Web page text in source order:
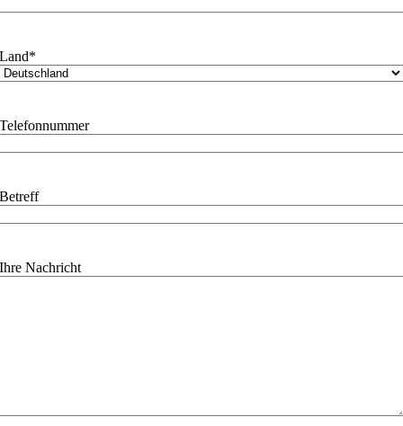
Land*
Telefonnummer
Betreff
Ihre Nachricht